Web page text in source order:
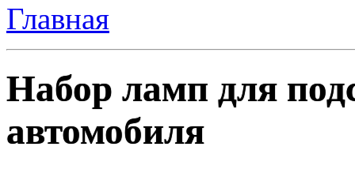
Главная
Набор ламп для
автомобиля